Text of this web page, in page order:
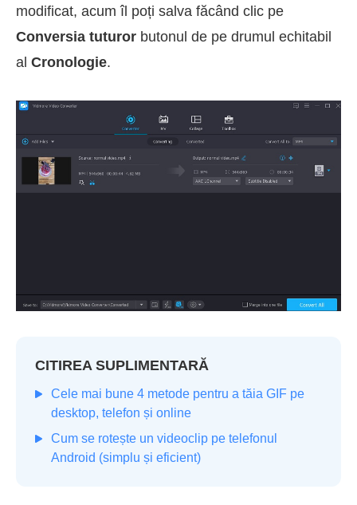
modificat, acum îl poți salva făcând clic pe
Conversia tuturor butonul de pe drumul echitabil
al Cronologie.
CITIREA SUPLIMENTARĂ
Cele mai bune 4 metode pentru a tăia GIF pe
desktop, telefon și online
Cum se rotește un videoclip pe telefonul
Android (simplu și eficient)